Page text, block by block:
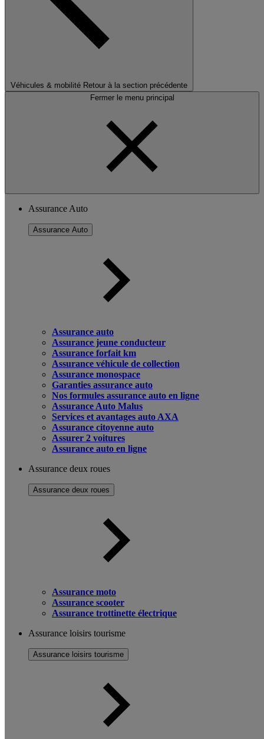
Véhicules & mobilité Retour à la section précédente
Fermer le menu principal
Assurance Auto
Assurance Auto
Assurance auto
Assurance jeune conducteur
Assurance forfait km
Assurance véhicule de collection
Assurance monospace
Garanties assurance auto
Nos formules assurance auto en ligne
Assurance Auto Malus
Services et avantages auto AXA
Assurance citoyenne auto
Assurer 2 voitures
Assurance auto en ligne
Assurance deux roues
Assurance deux roues
Assurance moto
Assurance scooter
Assurance trottinette électrique
Assurance loisirs tourisme
Assurance loisirs tourisme